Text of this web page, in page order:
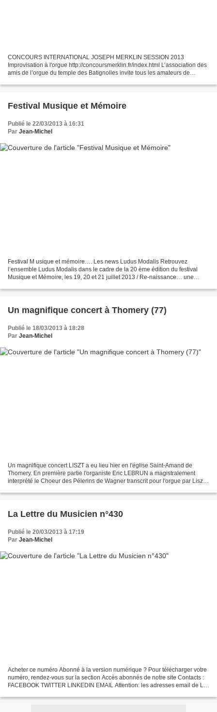
CONCOURS INTERNATIONAL JOSEPH MERKLIN SESSION 2013
Improvisation à l'orgue http://concoursmerklin.fr/index.html L’association des
amis de l’orgue du temple des Batignolles invite tous les amateurs de
Festival Musique et Mémoire
Publié le 22/03/2013 à 16:31
Par Jean-Michel
Festival M usique et mémoire…. Les news Ludus Modalis Retrouvez
l’ensemble Ludus Modalis dans le cadre de la 20 ème édition du festival
Musique et Mémoire, les 19, 20 et 21 juillet 2013 / Re-naissance… une
Un magnifique concert à Thomery (77)
Publié le 18/03/2013 à 18:28
Par Jean-Michel
Un magnifique concert LISZT a eu lieu hier en l'église Saint-Amand de
Thomery. En première partie l'organiste Eric LEBRUN a magistralement
interprété le Choeur des Pélerins de Wagner transcrit pour l'orgue par Liszt,
La Lettre du Musicien n°430
Publié le 20/03/2013 à 17:19
Par Jean-Michel
Acheter ce numéro Abonné à la version numérique ? Pour télécharger votre
numéro, rendez-vous sur la section Accès abonnés de notre site Contacts :
FACEBOOK TWITTER LINKEDIN EMAIL Attention: les adresses email de La